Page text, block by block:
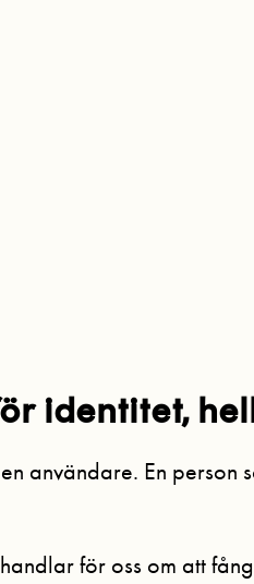
identitet,
användare. En
för oss om att